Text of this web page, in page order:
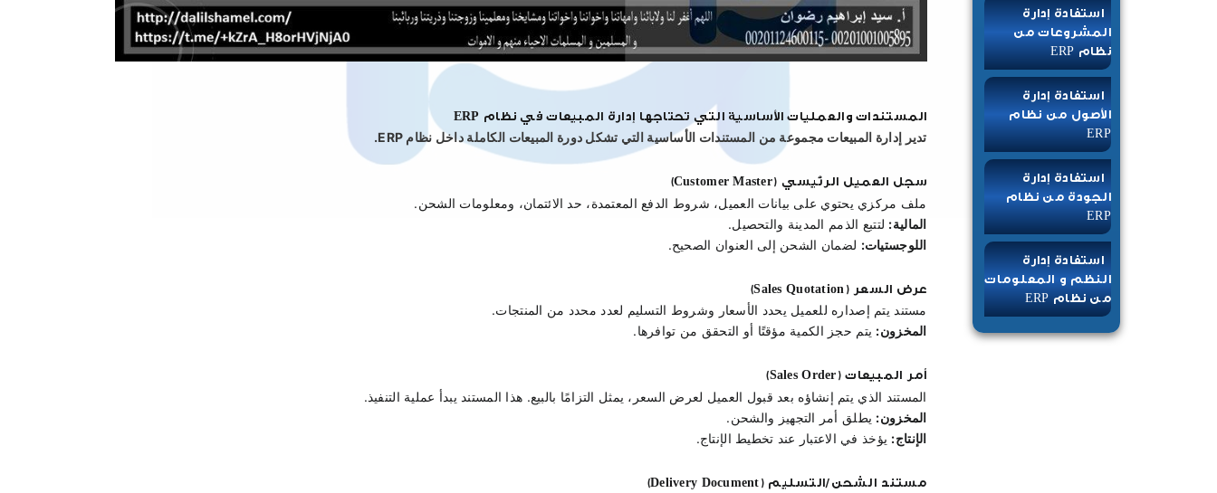
استفادة إدارة
المشروعات من
نظام ERP
استفادة إدارة
الأصول من نظام
ERP
استفادة إدارة
الجودة من نظام
ERP
استفادة إدارة
النظم و المعلومات
من نظام ERP
المستندات والعمليات الأساسية التي تحتاجها إدارة المبيعات في نظام ERP
تدير إدارة المبيعات مجموعة من المستندات الأساسية التي تشكل دورة المبيعات الكاملة داخل نظام ERP.
سجل العميل الرئيسي (Customer Master)
ملف مركزي يحتوي على بيانات العميل، شروط الدفع المعتمدة، حد الائتمان، ومعلومات الشحن.
المالية: لتتبع الذمم المدينة والتحصيل.
اللوجستيات: لضمان الشحن إلى العنوان الصحيح.
عرض السعر (Sales Quotation)
مستند يتم إصداره للعميل يحدد الأسعار وشروط التسليم لعدد محدد من المنتجات.
المخزون: يتم حجز الكمية مؤقتًا أو التحقق من توافرها.
أمر المبيعات (Sales Order)
المستند الذي يتم إنشاؤه بعد قبول العميل لعرض السعر، يمثل التزامًا بالبيع. هذا المستند يبدأ عملية التنفيذ.
المخزون: يطلق أمر التجهيز والشحن.
الإنتاج: يؤخذ في الاعتبار عند تخطيط الإنتاج.
مستند الشحن/التسليم (Delivery Document)